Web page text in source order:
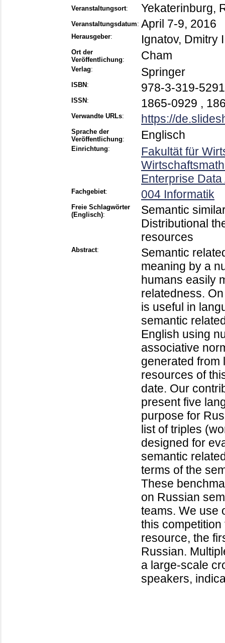
Veranstaltungsort: Yekaterinburg,
Veranstaltungsdatum: April 7-9, 2016
Herausgeber: Ignatov, Dmitry
Ort der
Veröffentlichung: Cham
Verlag: Springer
ISBN : 978-3-319-
ISSN : 1865-0929 ,
Verwandte URLs: https://
Sprache der
Veröffentlichung: Englisch
Einrichtung:
Fakultät für
Enterprise
Fachgebiet: 004 Informatik
Freie Schlagwörter
(Englisch):
Semantic
Distributional
resources
Abstract:
Semantic
meaning by a
humans easily
relatedness.
is useful in
semantic
English using
associative
generated from
resources of
date. Our
present five
purpose for
list of triples
designed for
semantic
terms of the
These
on Russian
teams. We use
this
resource, the
Russian.
a large-scale
speakers,